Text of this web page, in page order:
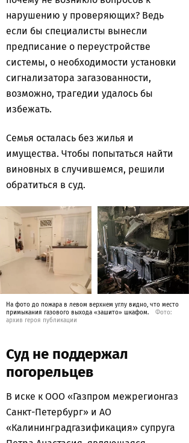
нарушению у проверяющих? Ведь
если бы специалисты вынесли
предписание о переустройстве
системы, о необходимости установки
сигнализатора загазованности,
возможно, трагедии удалось бы
избежать.
Семья осталась без жилья и
имущества. Чтобы попытаться найти
виновных в случившемся, решили
обратиться в суд.
На фото до пожара в левом верхнем углу видно, что место
примыкания газового выхода «зашито» шкафом.
Фото:
архив героя публикации
Суд не поддержал
погорельцев
В иске к ООО «Газпром межрегионгаз
Санкт-Петербург» и АО
«Калининградгазификация» супруга